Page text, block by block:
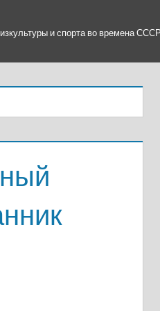
и спорта во времена СССР